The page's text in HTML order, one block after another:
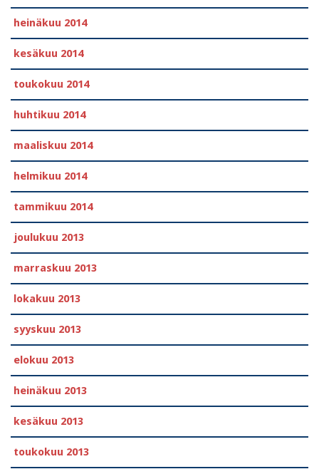
heinäkuu 2014
kesäkuu 2014
toukokuu 2014
huhtikuu 2014
maaliskuu 2014
helmikuu 2014
tammikuu 2014
joulukuu 2013
marraskuu 2013
lokakuu 2013
syyskuu 2013
elokuu 2013
heinäkuu 2013
kesäkuu 2013
toukokuu 2013